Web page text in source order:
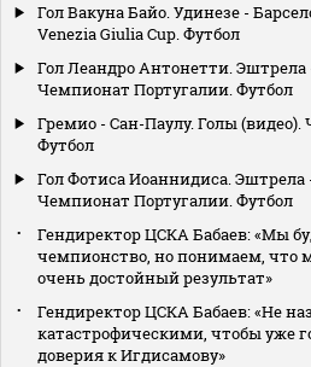
Гол Вакуна Байо. Удинезе -
Venezia Giulia Cup. Футбол
Гол Леандро Антонетти. Эштрела
Чемпионат Португалии. Футбол
Гремио - Сан-Паулу. Голы
Футбол
Гол Фотиса Иоаннидиса. Эштрела
Чемпионат Португалии. Футбол
Гендиректор ЦСКА Бабаев: «Мы
чемпионство, но понимаем, что
очень достойный результат»
Гендиректор ЦСКА Бабаев: «Не
катастрофическими, чтобы уже
доверия к Игдисамову»